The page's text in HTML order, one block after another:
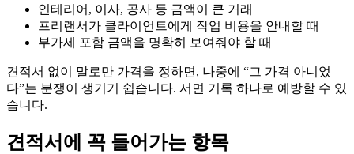
인테리어, 이사, 공사 등 금액이 큰 거래
프리랜서가 클라이언트에게 작업 비용을 안내할 때
부가세 포함 금액을 명확히 보여줘야 할 때
견적서 없이 말로만 가격을 정하면, 나중에 “그 가격 아니었
다”는 분쟁이 생기기 쉽습니다. 서면 기록 하나로 예방할 수 있
습니다.
견적서에 꼭 들어가는 항목